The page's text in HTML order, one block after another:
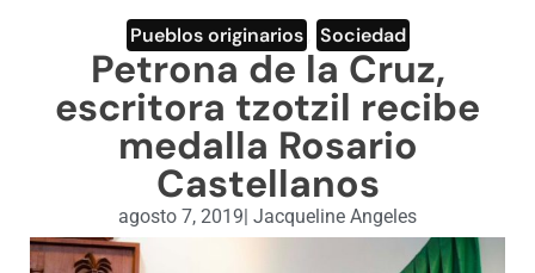
ENGLISH SECTION
VIDEOS
Pueblos originarios Sociedad
Petrona de la Cruz,
escritora tzotzil recibe
medalla Rosario
Castellanos
agosto 7, 2019| Jacqueline Angeles